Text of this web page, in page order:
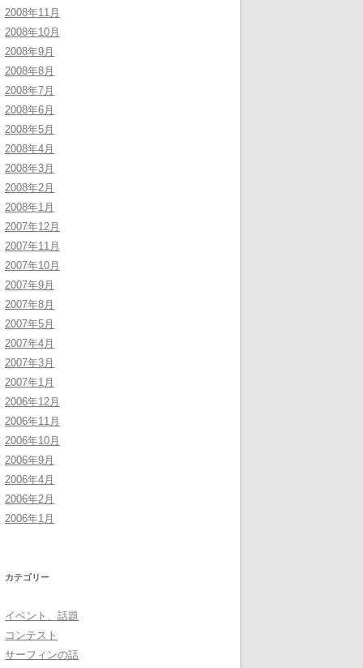
2008年11月
2008年10月
2008年9月
2008年8月
2008年7月
2008年6月
2008年5月
2008年4月
2008年3月
2008年2月
2008年1月
2007年12月
2007年11月
2007年10月
2007年9月
2007年8月
2007年5月
2007年4月
2007年3月
2007年1月
2006年12月
2006年11月
2006年10月
2006年9月
2006年4月
2006年2月
2006年1月
カテゴリー
イベント、話題
コンテスト
サーフィンの話